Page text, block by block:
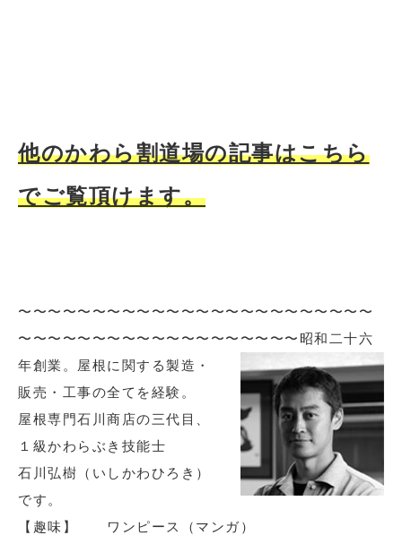
他のかわら割道場の記事はこちら
でご覧頂けます。
〜〜〜〜〜〜〜〜〜〜〜〜〜〜〜〜〜〜〜〜〜〜〜〜
〜〜〜〜〜〜〜〜〜〜〜〜〜〜〜〜〜〜〜 昭和二十六
年創業。屋根に関する製造・
販売・工事の全てを経験。
屋根専門石川商店の三代目、
１級かわらぶき技能士
石川弘樹（いしかわひろき）
です。
【趣味】 ワンピース（マンガ）